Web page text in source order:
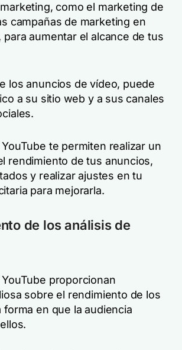
como el marketing de
campañas de marketing en
para aumentar el alcance de tus
los anuncios de vídeo, puede
a su sitio web y a sus canales
te permiten realizar un
rendimiento de tus anuncios,
y realizar ajustes en tu
para mejorarla.
de los análisis de
proporcionan
sobre el rendimiento de los
forma en que la audiencia